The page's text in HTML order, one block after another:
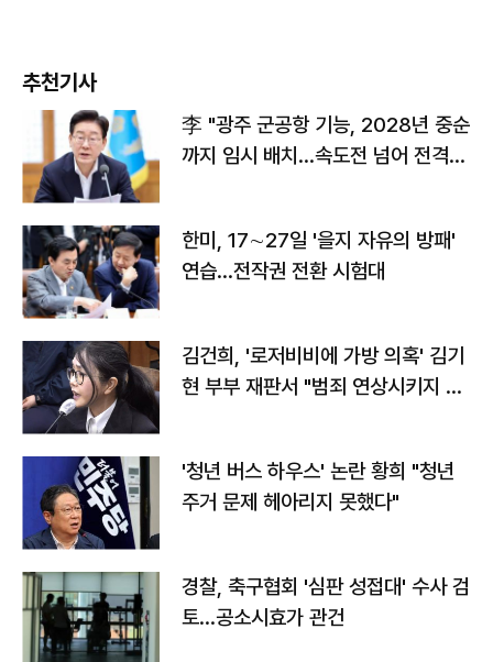
추천기사
李 "광주 군공항 기능, 2028년 중순
까지 임시 배치…속도전 넘어 전격
한미, 17∼27일 '을지 자유의 방패'
연습…전작권 전환 시험대
김건희, '로저비비에 가방 의혹' 김기
현 부부 재판서 "범죄 연상시키지 말
'청년 버스 하우스' 논란 황희 "청년
주거 문제 헤아리지 못했다"
경찰, 축구협회 '심판 성접대' 수사 검
토…공소시효가 관건